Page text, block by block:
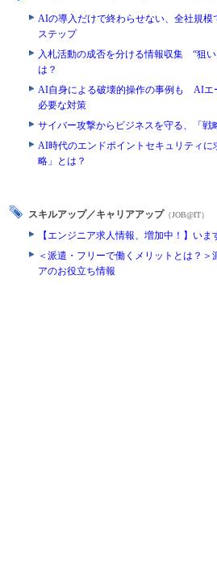
AIの導入だけで終わらせない、全社規
ステップ
入札活動の成否を分ける情報収集 “狙
は？
AI自身による破壊的操作の事例も AIエ
必要な対策
サイバー攻撃からビジネスを守る、「戦
AI時代のエンドポイントセキュリティ
略」とは？
スキルアップ／キャリアアップ （JOB@IT）
【エンジニア求人情報、増加中！】い
＜派遣・フリーで働くメリットとは？
アのお役立ち情報